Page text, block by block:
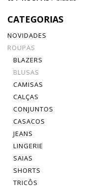
CATEGORIAS
NOVIDADES
ROUPAS
BLAZERS
BLUSAS
CAMISAS
CALÇAS
CONJUNTOS
CASACOS
JEANS
LINGERIE
SAIAS
SHORTS
TRICÔS